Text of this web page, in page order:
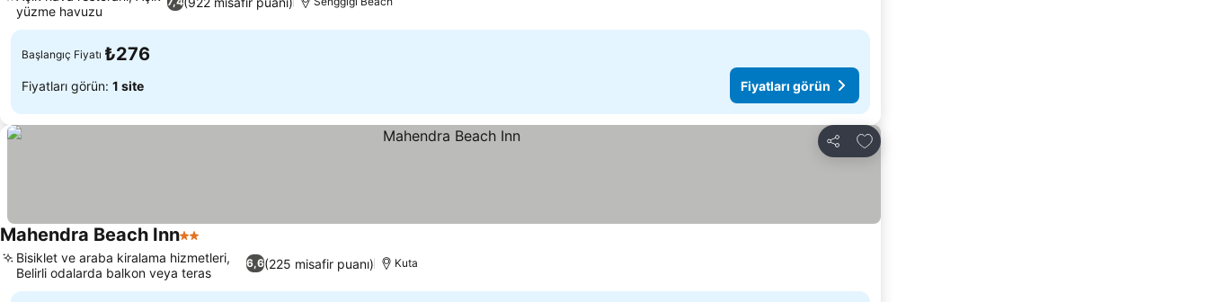
yüzme havuzu
Başlangıç Fiyatı ₺276
Fiyatları görün: 1 site Fiyatları görün
Paylaş
Favorilerime ekle
Mahendra Beach Inn2 Yıldız
6,6(225 misafir puanı)
Bisiklet ve araba kiralama hizmetleri,
Belirli odalarda balkon veya teras
Kuta